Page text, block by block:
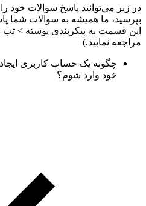
در زیر می‌توانید پاسخ سوالات خود
بپرسید، ما همیشه به سوالات شما
این قسمت به پیکربندی پوسته >
مراجعه نمایید.)
چگونه یک حساب کاربری
خود وارد شوم؟